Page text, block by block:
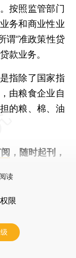
按照监管部门
务和商业性业
谓“准政策性贷
款业务。
指除了国家指
由粮食企业自
的粮、棉、油
，随时起刊，
读
限